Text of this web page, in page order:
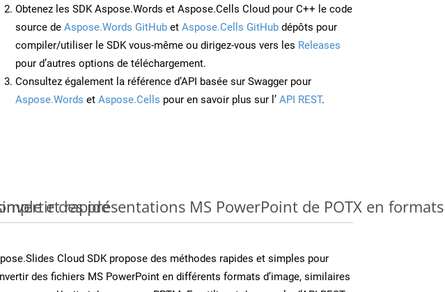
Obtenez les SDK Aspose.Words et Aspose.Cells Cloud pour C++ le code
source de Aspose.Words GitHub et Aspose.Cells GitHub dépôts pour
compiler/utiliser le SDK vous-même ou dirigez-vous vers les Releases
pour d’autres options de téléchargement.
Consultez également la référence d’API basée sur Swagger pour
Aspose.Words et Aspose.Cells pour en savoir plus sur l’ API REST.
et rapide
des présentations MS PowerPoint de POTX en
Cloud SDK propose des méthodes rapides et simples pour
des fichiers MS PowerPoint en différents formats d’image, similaires